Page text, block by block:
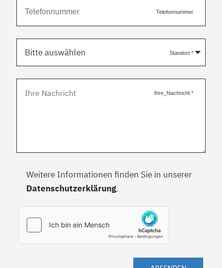
Telefonnummer
Standort *
Bitte auswählen
Ihre_Nachricht *
Weitere Informationen finden Sie in unserer
Datenschutzerklärung.